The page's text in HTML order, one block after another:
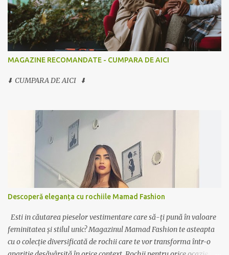
MAGAZINE RECOMANDATE - CUMPARA DE AICI
⬇️ CUMPARA DE AICI ⬇️
Descoperă eleganța cu rochiile Mamad Fashion
Esti in căutarea pieselor vestimentare care să-ți pună în valoare
feminitatea și stilul unic? Magazinul Mamad Fashion te asteapta
cu o colecție diversificată de rochii care te vor transforma într-o